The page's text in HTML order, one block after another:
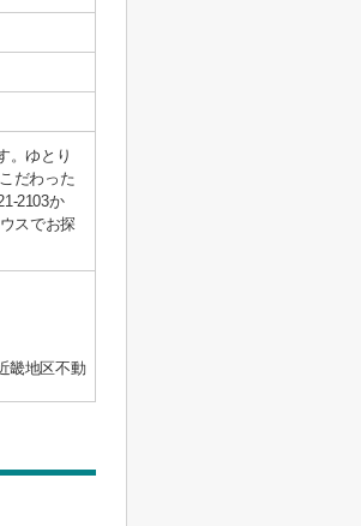
。ゆとり
だわった
2103か
スでお探
畿地区不動